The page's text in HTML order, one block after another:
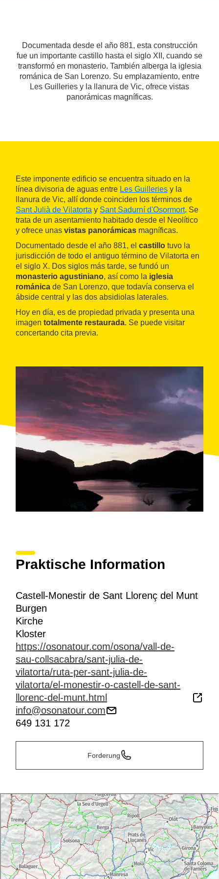
Documentada desde el año 881, esta construcción
fue un importante castillo hasta el siglo XII, cuando se
transformó en monasterio. También alberga la iglesia
románica de San Lorenzo. Su emplazamiento, entre
Les Guilleries y la llanura de Vic, ofrece vistas
panorámicas magníficas.
Este imponente edificio se encuentra situado en la
línea divisoria de aguas entre Les Guilleries y la
llanura de Vic, allí donde coinciden los términos de
Sant Julià de Vilatorta y Sant Sadurní d'Osormort. Se
trata de un asentamiento habitado desde el Neolítico
y ofrece unas vistas panorámicas magníficas.
Documentado desde el año 881, el castillo tuvo la
jurisdicción de todo el antiguo término de Vilatorta en
el siglo X. Dos siglos más tarde, se fundó un
monasterio agustiniano, así como la iglesia
románica de San Lorenzo, que todavía conserva el
ábside central y las dos absidiolas laterales.
Hoy en día, es de propiedad privada y presenta una
imagen totalmente restaurada. Se puede visitar
concertando cita previa.
Praktische Information
Castell-Monestir de Sant Llorenç del Munt
Burgen
Kirche
Kloster
https://osonatour.com/osona/vall-de-
sau-collsacabra/sant-julia-de-
vilatorta/ruta-per-sant-julia-de-
vilatorta/el-monestir-o-castell-de-sant-
llorenc-del-munt.html
info@osonatour.com
649 131 172
Forderung